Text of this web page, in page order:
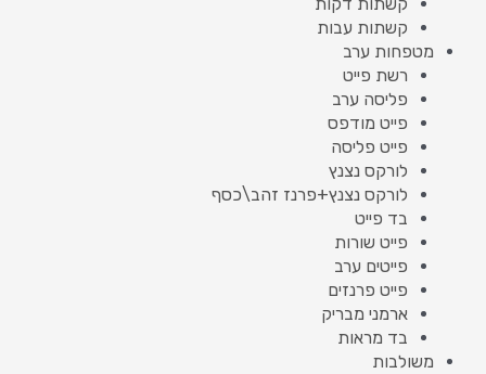
קשתות עבות
מטפחות ערב
רשת פייט
פליסה ערב
פייט מודפס
פייט פליסה
לורקס נצנץ
לורקס נצנץ+פרנז זהב\כסף
בד פייט
פייט שורות
פייטים ערב
פייט פרנזים
ארמני מבריק
בד מראות
משולבות